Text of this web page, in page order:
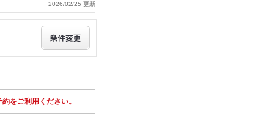
2026/02/25 更新
をご利用ください。